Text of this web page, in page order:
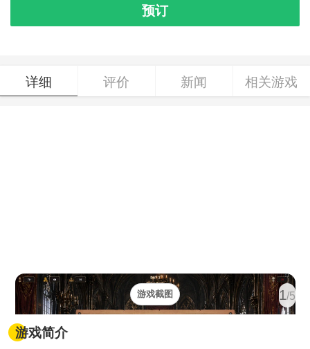
预订
详细 评价 新闻 相关游戏
1/5
游戏截图
游戏简介